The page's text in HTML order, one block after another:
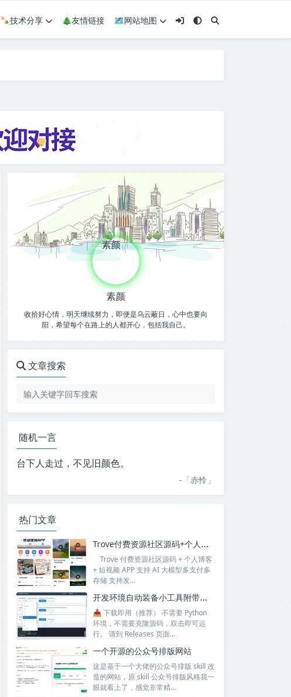
🍡技术分享 🎄友情链接
🗺网站地图
素颜
收拾好心情，明天继续努力，即便是乌云蔽日，心中也要向
阳，希望每个在路上的人都开心，包括我自己。
文章搜索
随机一言
台下人走过，不见旧颜色。
-「赤怜 」
热门文章
Trove付费资源社区源码+个人博客+短视频 APP 支持AI大模型多支付多存储
Trove 付费资源社区源码 + 个人博客
+ 短视频 APP 支持 AI 大模型多支付多
存储 支持发...
开发环境自动装备小工具附带源码
📥 下载即用（推荐） 不需要 Python
环境，不需要克隆源码，双击即可运
行。 请到 Releases 页面...
一个开源的公众号排版网站
这是基于一个大佬的公众号排版 skill 改
造的网站，原 skill 公众号排版风格我一
眼就看上了，感觉非常精...